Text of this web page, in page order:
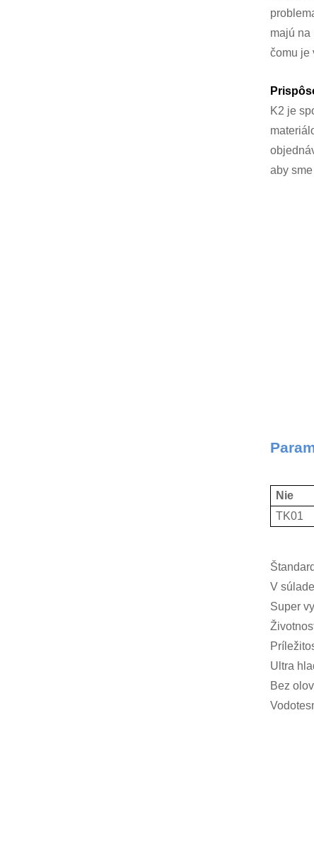
majú na
čomu je
K2 je
aby
Nie
TK01
V
Super
Ultra
Bez